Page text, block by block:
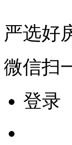
严选好
微信扫
登录